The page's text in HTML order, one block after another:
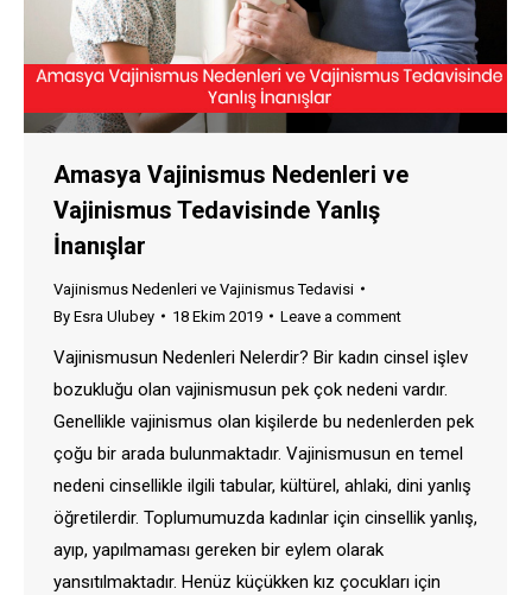
Amasya Vajinismus Nedenleri ve
Vajinismus Tedavisinde Yanlış
İnanışlar
Vajinismus Nedenleri ve Vajinismus Tedavisi
By Esra Ulubey 18 Ekim 2019 Leave a comment
Vajinismusun Nedenleri Nelerdir? Bir kadın cinsel işlev
bozukluğu olan vajinismusun pek çok nedeni vardır.
Genellikle vajinismus olan kişilerde bu nedenlerden pek
çoğu bir arada bulunmaktadır. Vajinismusun en temel
nedeni cinsellikle ilgili tabular, kültürel, ahlaki, dini yanlış
öğretilerdir. Toplumumuzda kadınlar için cinsellik yanlış,
ayıp, yapılmaması gereken bir eylem olarak
yansıtılmaktadır. Henüz küçükken kız çocukları için